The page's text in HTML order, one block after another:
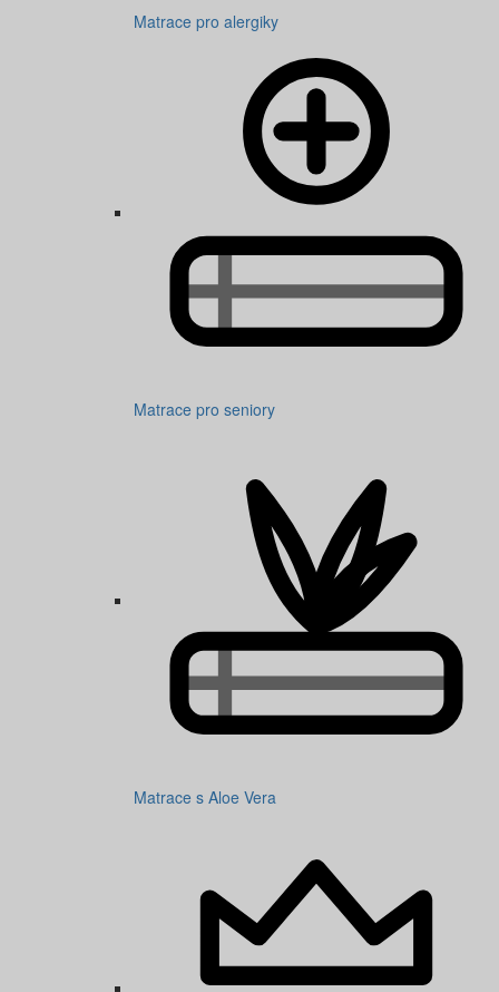
Matrace pro alergiky
Matrace pro seniory
Matrace s Aloe Vera